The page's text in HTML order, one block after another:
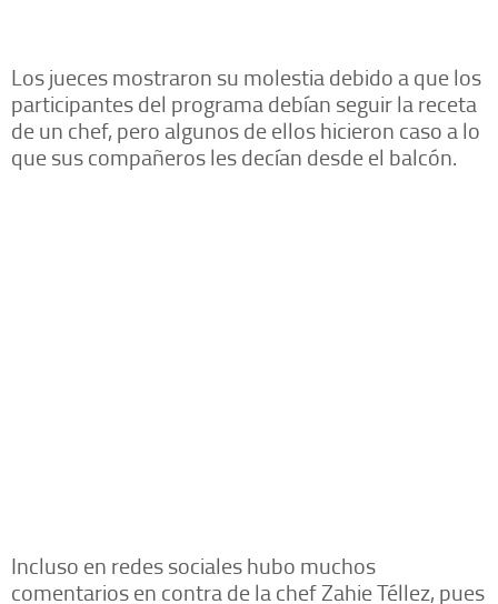
Los jueces mostraron su molestia debido a que los
participantes del programa debían seguir la receta
de un chef, pero algunos de ellos hicieron caso a lo
que sus compañeros les decían desde el balcón.
Incluso en redes sociales hubo muchos
comentarios en contra de la chef Zahie Téllez, pues